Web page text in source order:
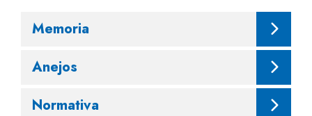
Memoria
Anejos
Normativa